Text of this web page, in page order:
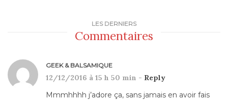
LES DERNIERS
Commentaires
GEEK & BALSAMIQUE
12/12/2016 à 15 h 50 min - Reply
Mmmhhhh j’adore ça, sans jamais en avoir fais